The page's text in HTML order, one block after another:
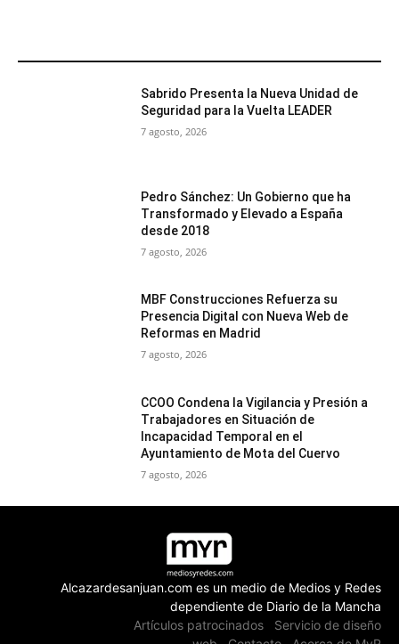
Sabrido Presenta la Nueva Unidad de
Seguridad para la Vuelta LEADER
7 agosto, 2026
Pedro Sánchez: Un Gobierno que ha
Transformado y Elevado a España
desde 2018
7 agosto, 2026
MBF Construcciones Refuerza su
Presencia Digital con Nueva Web de
Reformas en Madrid
7 agosto, 2026
CCOO Condena la Vigilancia y Presión a
Trabajadores en Situación de
Incapacidad Temporal en el
Ayuntamiento de Mota del Cuervo
7 agosto, 2026
Alcazardesanjuan.com es un medio de Medios y Redes
dependiente de Diario de la Mancha
Artículos patrocinados
Servicio de diseño